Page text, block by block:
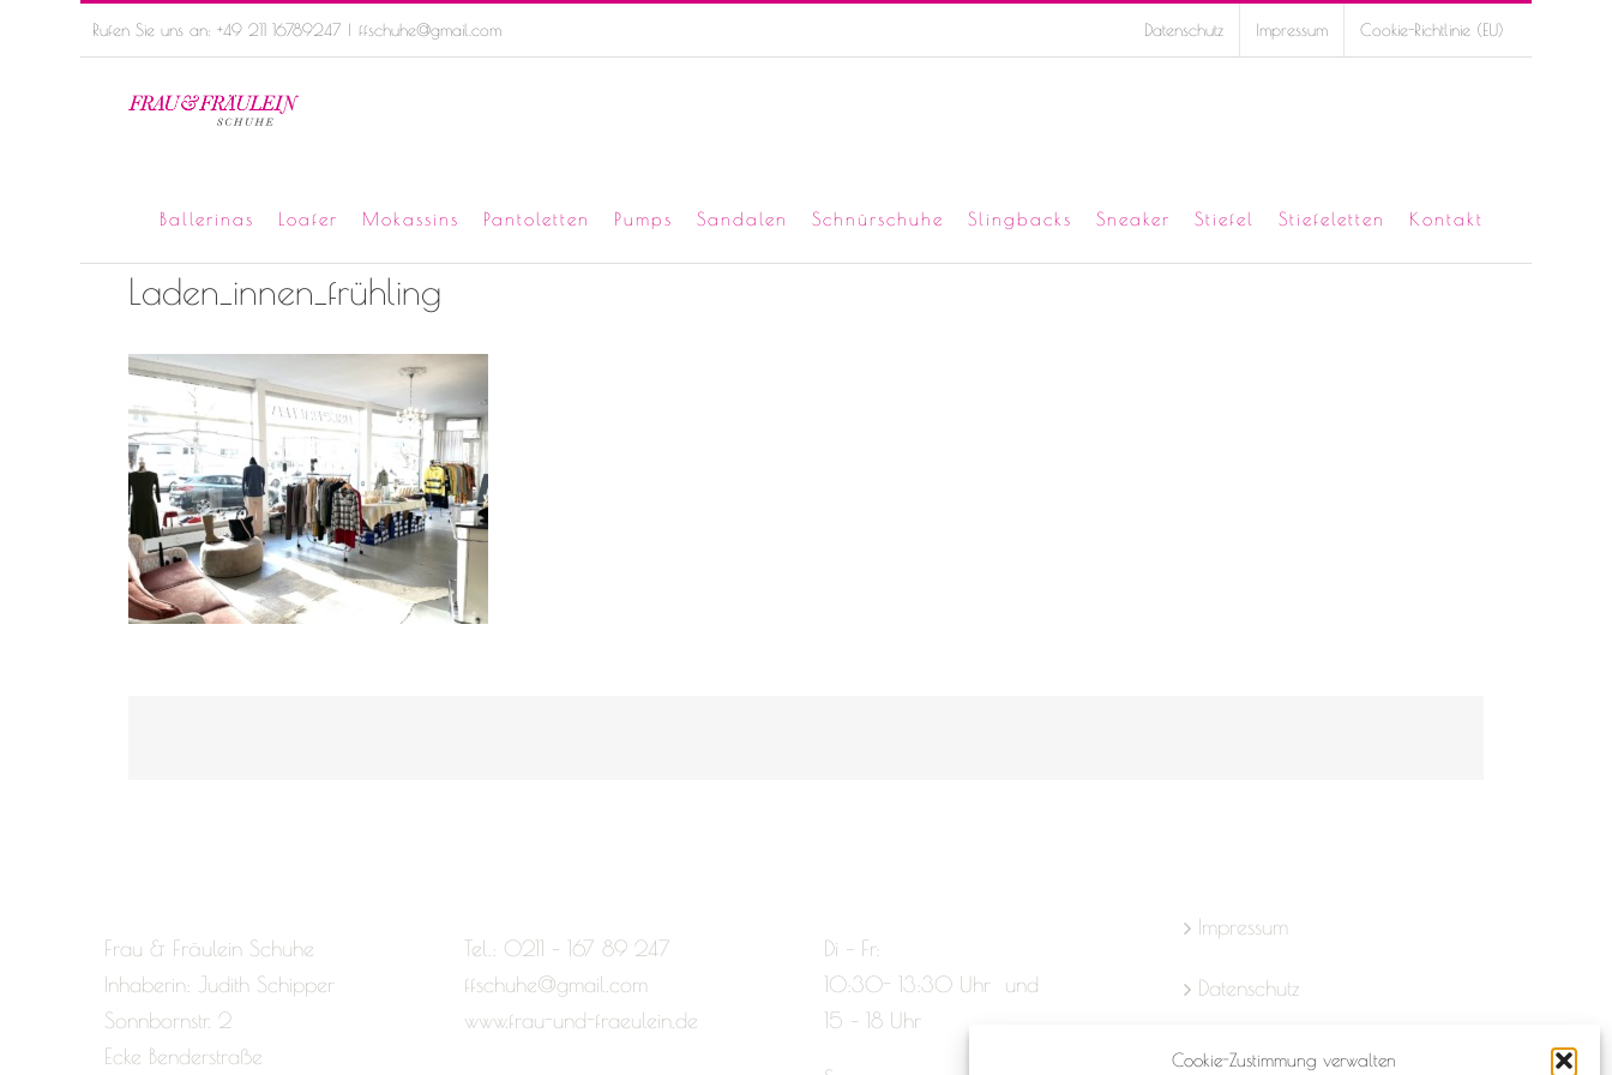
Cookie-Zustimmung verwalten
Rufen Sie uns an: +49 211 16789247 | ffschuhe@gmail.com Datenschutz Impressum Cookie-Richtlinie (EU)
Ballerinas Loafer Mokassins Pantoletten Pumps Sandalen Schnürschuhe Slingbacks Sneaker Stiefel Stiefeletten Kontakt
Laden_innen_frühling
Frau & Fräulein Schuhe
Inhaberin: Judith Schipper
Sonnbornstr. 2
Ecke Benderstraße
Tel.: 0211 – 167 89 247
ffschuhe@gmail.com
www.frau-und-fraeulein.de
Di – Fr:
10:30- 13:30 Uhr und
15 – 18 Uhr
Impressum
Datenschutz
Cookie-Richtlinie (EU)